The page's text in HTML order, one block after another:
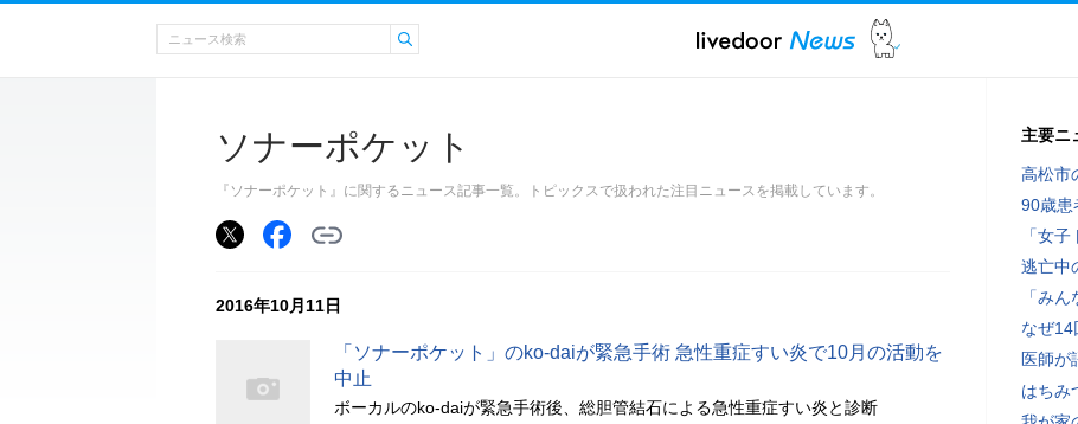
ソナーポケット
『ソナーポケット』に関するニュース記事一覧。トピックスで扱われた注目ニュースを掲載しています。
2016年10月11日
「ソナーポケット」のko-daiが緊急手術 急性重症すい炎で10月の活動を
中止
ボーカルのko-daiが緊急手術後、総胆管結石による急性重症すい炎と診断
主要ニ
高松市
90歳患
「女
逃亡中
「み
なぜ14
医師が
はちみ